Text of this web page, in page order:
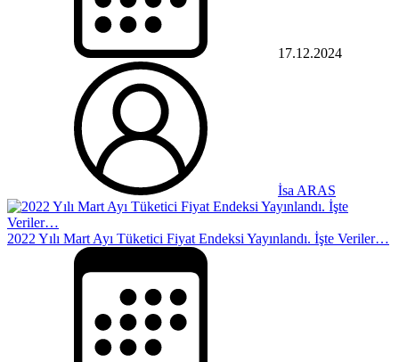
17.12.2024
İsa ARAS
2022 Yılı Mart Ayı Tüketici Fiyat Endeksi Yayınlandı. İşte Veriler…